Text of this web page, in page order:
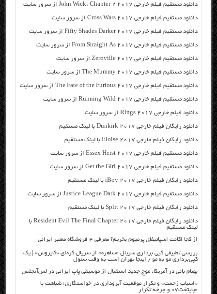
دانلود مستقیم فیلم خارجی John Wick: Chapter 2 2017 از سرور سایت
دانلود مستقیم فیلم خارجی Cross Wars 2017 از سرور سایت
دانلود مستقیم فیلم خارجی Fifty Shades Darker 2017 از سرور سایت
دانلود مستقیم فیلم خارجی From Straight As 2017 از سرور سایت
دانلود مستقیم فیلم خارجی Zeroville 2017 از سرور سایت
دانلود مستقیم فیلم خارجی The Mummy 2017 از سرور سایت
دانلود مستقیم فیلم خارجی The Fate of the Furious 2017 از سرور سایت
دانلود مستقیم فیلم خارجی Running Wild 2017 از سرور سایت
دانلود فیلم خارجی Rings 2017 از سرور سایت
دانلود رایگان فیلم خارجی Dunkirk 2017 با لینک مستقیم
دانلود رایگان فیلم خارجی Eloise 2017 با لینک مستقیم
دانلود مستقیم فیلم خارجی Essex Heist 2017 از سرور سایت
دانلود مستقیم فیلم خارجی Get the Girl 2017 از سرور سایت
دانلود رایگان فیلم خارجی iBoy 2017 با لینک مستقیم
دانلود مستقیم فیلم خارجی Justice League Dark 2017 از سرور سایت
دانلود رایگان فیلم خارجی Split 2017 با لینک مستقیم
دانلود رایگان فیلم خارجی Resident Evil The Final Chapter 2017 با
لینک مستقیم
از کجا اکانت اسپاتیفای پرمیوم بخریم؟ معرفی ۴ فروشگاه معتبر ایرانی
بررسی تطبیقی کپی برداری سریال «ساهره» از سریال کره‌ای «کایروس» | یک
کپی‌برداری مو به مو / اینجا تهران است به وقت سئول
بهنام بانی در آمریکا: موج جدید استقبال از موسیقی پاپ ایرانی در لس‌آنجلس
«اسباب زحمت» و تکرار موقعیت آبروداری در خواستگاری؛ شباهت با
«پایتخت۷» و چرخه تکرار